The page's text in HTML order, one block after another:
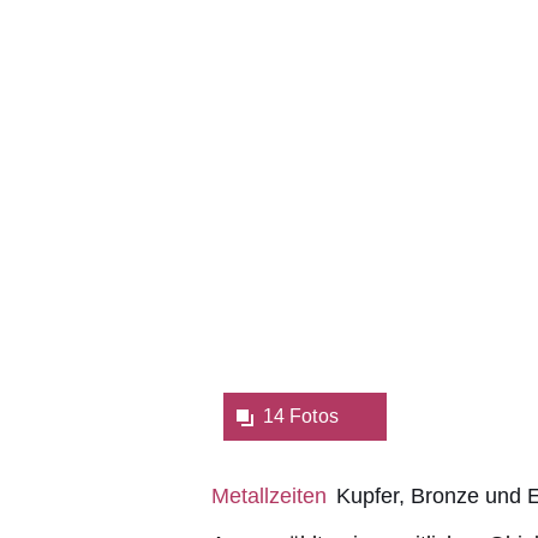
14 Fotos
Metallzeiten Kupfer, Bronze und